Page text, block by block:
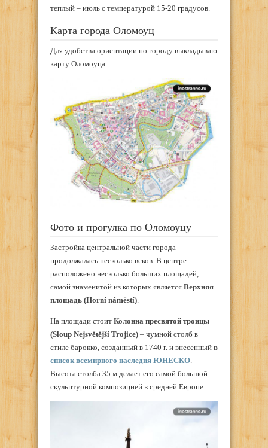
теплый – июль с температурой 15-20 градусов.
Карта города Оломоуц
Для удобства ориентации по городу выкладываю
карту Оломоуца.
Фото и прогулка по Оломоуцу
Застройка центральной части города
продолжалась несколько веков. В центре
расположено несколько больших площадей,
самой знаменитой из которых является Верхняя
площадь (Horní náměstí).
На площади стоит Колонна пресвятой троицы
(Sloup Nejsvětější Trojice) – чумной столб в
стиле барокко, созданный в 1740 г. и внесенный в
список всемирного наследия ЮНЕСКО.
Высота столба 35 м делает его самой большой
скульптурной композицией в средней Европе.